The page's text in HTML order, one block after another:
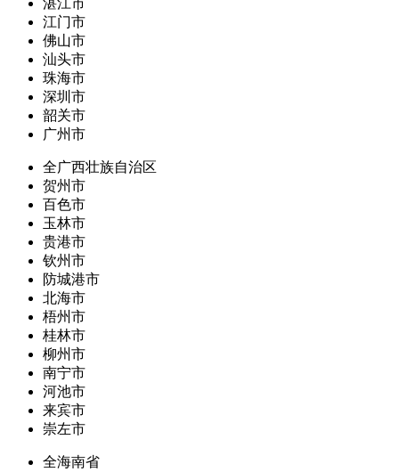
湛江市
江门市
佛山市
汕头市
珠海市
深圳市
韶关市
广州市
全广西壮族自治区
贺州市
百色市
玉林市
贵港市
钦州市
防城港市
北海市
梧州市
桂林市
柳州市
南宁市
河池市
来宾市
崇左市
全海南省